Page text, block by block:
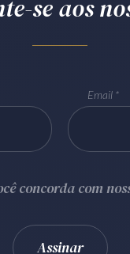
se aos
Email
concorda com